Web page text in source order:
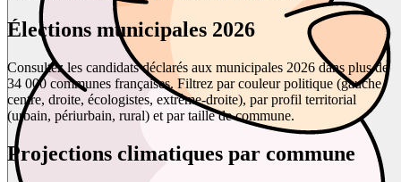
Élections municipales 2026
Consultez les candidats déclarés aux municipales 2026 dans plus de
34 000 communes françaises. Filtrez par couleur politique (gauche,
centre, droite, écologistes, extrême-droite), par profil territorial
(urbain, périurbain, rural) et par taille de commune.
Projections climatiques par commune